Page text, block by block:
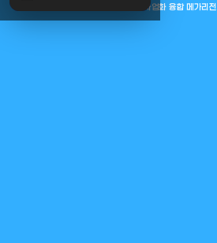
중부권 전체를 잇는 연구–임상–평가–사업화 융합 메가리전